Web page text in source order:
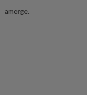
amerge.